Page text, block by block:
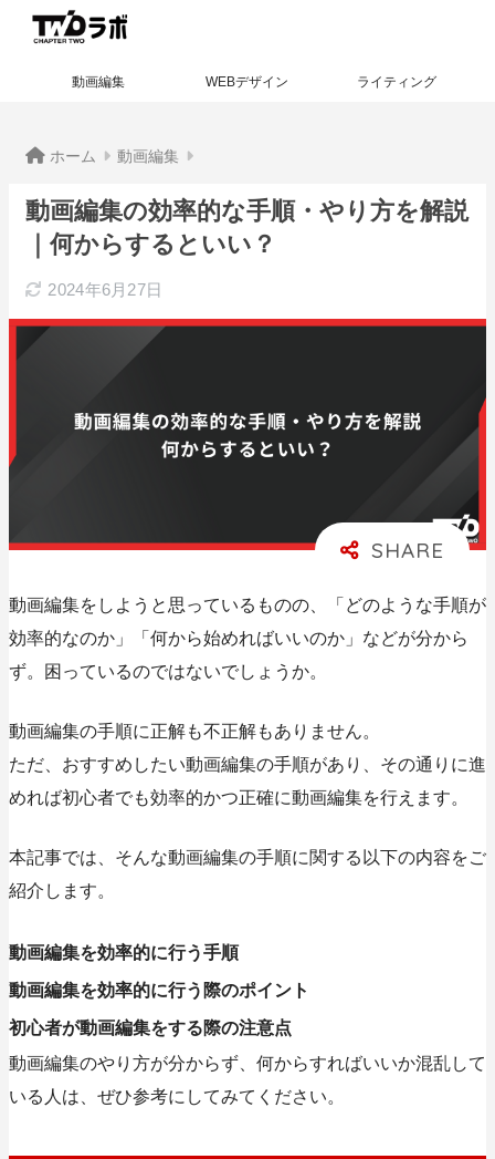
動画編集 WEBデザイン ライティング
ホーム 動画編集
動画編集の効率的な手順・やり方を解説
｜何からするといい？
2024年6月27日
動画編集をしようと思っているものの、「どのような手順が
効率的なのか」「何から始めればいいのか」などが分から
ず。困っているのではないでしょうか。
動画編集の手順に正解も不正解もありません。
ただ、おすすめしたい動画編集の手順があり、その通りに進
めれば初心者でも効率的かつ正確に動画編集を行えます。
本記事では、そんな動画編集の手順に関する以下の内容をご
紹介します。
動画編集を効率的に行う手順
動画編集を効率的に行う際のポイント
初心者が動画編集をする際の注意点
動画編集のやり方が分からず、何からすればいいか混乱して
いる人は、ぜひ参考にしてみてください。